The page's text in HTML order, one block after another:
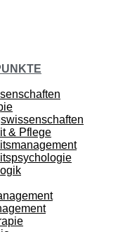
& Pflege